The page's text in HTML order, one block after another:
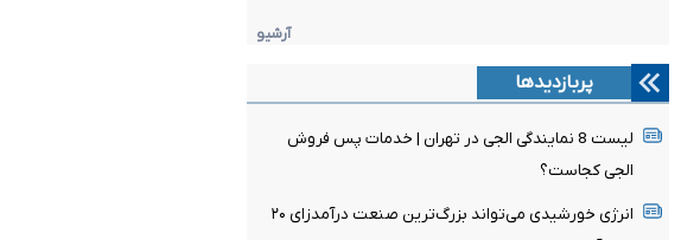
آرشیو
پربازدیدها
لیست 8 نمایندگی الجی در تهران | خدمات پس فروش
الجی کجاست؟
انرژی خورشیدی می‌تواند بزرگ‌ترین صنعت درآمدزای ۲۰